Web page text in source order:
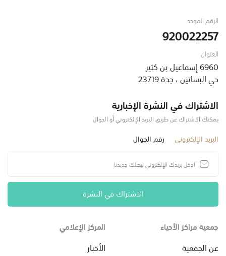
الرقم الموحد
920022257
العنوان
6960 إسماعيل بن كثير
حي البساتين ، جدة 23719
الاشتراك في النشرة الإخبارية
يمكنك الاشتراك عن طريق البريد الإلكتروني أو الجوال
البريد الإلكتروني رقم الجوال
الاشتراك في النشرة
جمعية مراكز الأحياء
عن الجمعية
المركز الإعلامي
الأخبار